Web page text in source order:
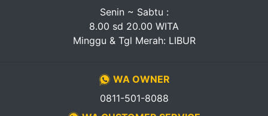
Senin ~ Sabtu :
8.00 sd 20.00 WITA
Minggu & Tgl Merah: LIBUR
WA OWNER
0811-501-8088